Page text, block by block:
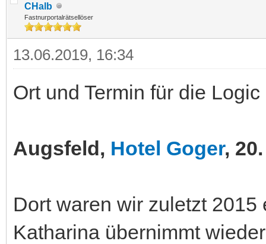
CHalb
Fastnurportalrätsellöser
13.06.2019, 16:34
Ort und Termin für die
Augsfeld, Hotel Goger,
Dort waren wir zuletzt
Katharina übernimmt